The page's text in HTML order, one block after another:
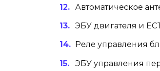
Автоматическое
ЭБУ двигателя и
Реле управления
ЭБУ управления